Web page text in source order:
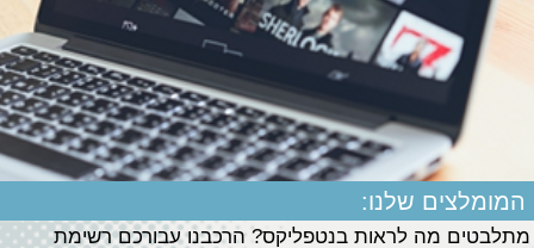
המומלצים שלנו:
מתלבטים מה לראות בנטפליקס? הרכבנו עבורכם רשימת